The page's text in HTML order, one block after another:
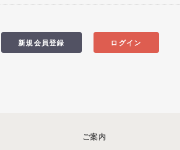
ログイン
新規会員登録
ご案内